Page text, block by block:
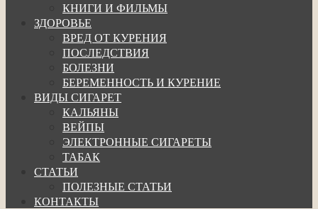
КНИГИ И ФИЛЬМЫ
ЗДОРОВЬЕ
ВРЕД ОТ КУРЕНИЯ
ПОСЛЕДСТВИЯ
БОЛЕЗНИ
БЕРЕМЕННОСТЬ И КУРЕНИЕ
ВИДЫ СИГАРЕТ
КАЛЬЯНЫ
ВЕЙПЫ
ЭЛЕКТРОННЫЕ СИГАРЕТЫ
ТАБАК
СТАТЬИ
ПОЛЕЗНЫЕ СТАТЬИ
КОНТАКТЫ